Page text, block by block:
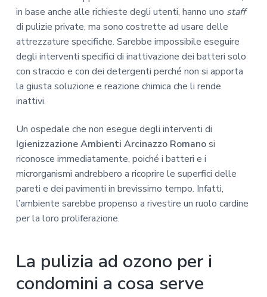
in base anche alle richieste degli utenti, hanno uno staff
di pulizie private, ma sono costrette ad usare delle
attrezzature specifiche. Sarebbe impossibile eseguire
degli interventi specifici di inattivazione dei batteri solo
con straccio e con dei detergenti perché non si apporta
la giusta soluzione e reazione chimica che li rende
inattivi.
Un ospedale che non esegue degli interventi di
Igienizzazione Ambienti Arcinazzo Romanosi
riconosce immediatamente, poiché i batteri e i
microrganismi andrebbero a ricoprire le superfici delle
pareti e dei pavimenti in brevissimo tempo. Infatti,
l’ambiente sarebbe propenso a rivestire un ruolo cardine
per la loro proliferazione.
La pulizia ad ozono per i
condomini a cosa serve